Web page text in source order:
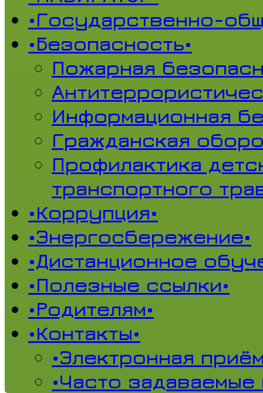
•Государственно-
•Безопасность•
Пожарная
Информационная
Гражданская
Профилактика
транспортного
•Коррупция•
•Энергосбережение•
•Дистанционное
•Полезные ссылки•
•Родителям•
•Контакты•
•Электронная
•Часто